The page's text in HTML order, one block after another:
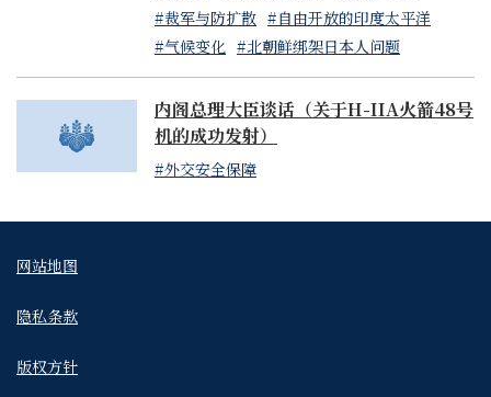
#裁军与防扩散 #自由开放的印度太平洋
#气候变化 #北朝鲜绑架日本人问题
内阁总理大臣谈话（关于H-IIA火箭48号
机的成功发射）
#外交安全保障
网站地图
隐私条款
版权方针